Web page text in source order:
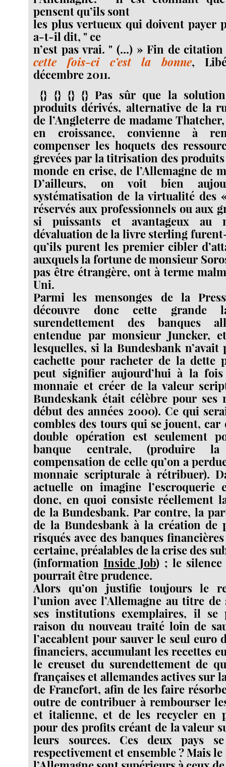
pensent qu’ils sont
les plus vertueux qui doivent payer
a-t-il dit, " ce
n’est pas vrai. " (...) » Fin de citation
cette fois-ci c’est la bonne,
décembre 2011.
{} {} {} {} Pas sûr que la
produits dérivés, alternative de la
de l’Angleterre de madame
en croissance, convienne à
compenser les hoquets des
grevées par la titrisation des
monde en crise, de l’Allemagne de
D’ailleurs, on voit bien
systématisation de la virtualité des
réservés aux professionnels ou aux
si puissants et avantageux au
dévaluation de la livre sterling
qu’ils purent les premier cibler
auxquels la fortune de monsieur
pas être étrangère, ont à terme
Uni.
Parmi les mensonges de la
découvre donc cette grande
surendettement des banques
entendue par monsieur Juncker,
lesquelles, si la Bundesbank n’avait
cachette pour racheter de la dette
peut signifier aujourd’hui à la
monnaie et créer de la valeur
Bundeskank était célèbre pour ses
début des années 2000). Ce qui
combles des tours qui se jouent, car
double opération est seulement
banque centrale, (produire
compensation de celle qu’on a
monnaie scripturale à rétribuer).
actuelle on imagine l’escroquerie
donc, en quoi consiste réellement
de la Bundesbank. Par contre, la
de la Bundesbank à la création de
risqués avec des banques
certaine, préalables de la crise des
(informationInside Job) ; le
pourrait être prudence.
Alors qu’on justifie toujours le
l’union avec l’Allemagne au titre
ses institutions exemplaires, il
raison du nouveau traité loin de
l’accablent pour sauver le seul euro
financiers, accumulant les recettes
le creuset du surendettement de
françaises et allemandes actives sur
de Francfort, afin de les faire
outre de contribuer à rembourser
et italienne, et de les recycler en
pour des profits créant de la valeur
leurs sources. Ces deux pays
respectivement et ensemble ? Mais le